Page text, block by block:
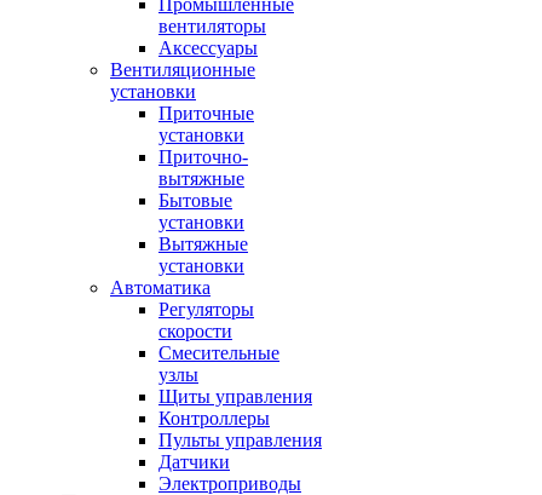
Промышленные
вентиляторы
Аксессуары
Вентиляционные
установки
Приточные
установки
Приточно-
вытяжные
Бытовые
установки
Вытяжные
установки
Автоматика
Регуляторы
скорости
Смесительные
узлы
Щиты управления
Контроллеры
Пульты управления
Датчики
Электроприводы